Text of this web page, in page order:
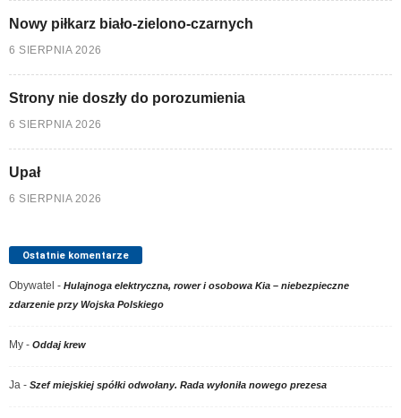
Nowy piłkarz biało-zielono-czarnych
6 SIERPNIA 2026
Strony nie doszły do porozumienia
6 SIERPNIA 2026
Upał
6 SIERPNIA 2026
Ostatnie komentarze
Obywatel - Hulajnoga elektryczna, rower i osobowa Kia – niebezpieczne
zdarzenie przy Wojska Polskiego
My - Oddaj krew
Ja - Szef miejskiej spółki odwołany. Rada wyłoniła nowego prezesa